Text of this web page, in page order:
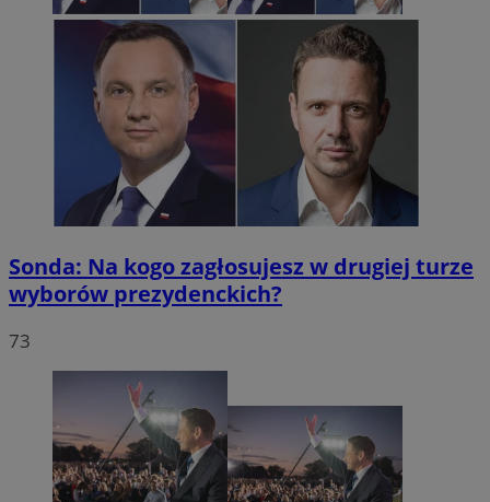
Sonda: Na kogo zagłosujesz w drugiej turze
wyborów prezydenckich?
73